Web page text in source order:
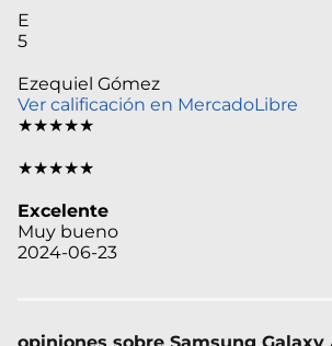
E
5
Ezequiel Gómez
Ver calificación en MercadoLibre
★★★★★
★★★★★
Excelente
Muy bueno
2024-06-23